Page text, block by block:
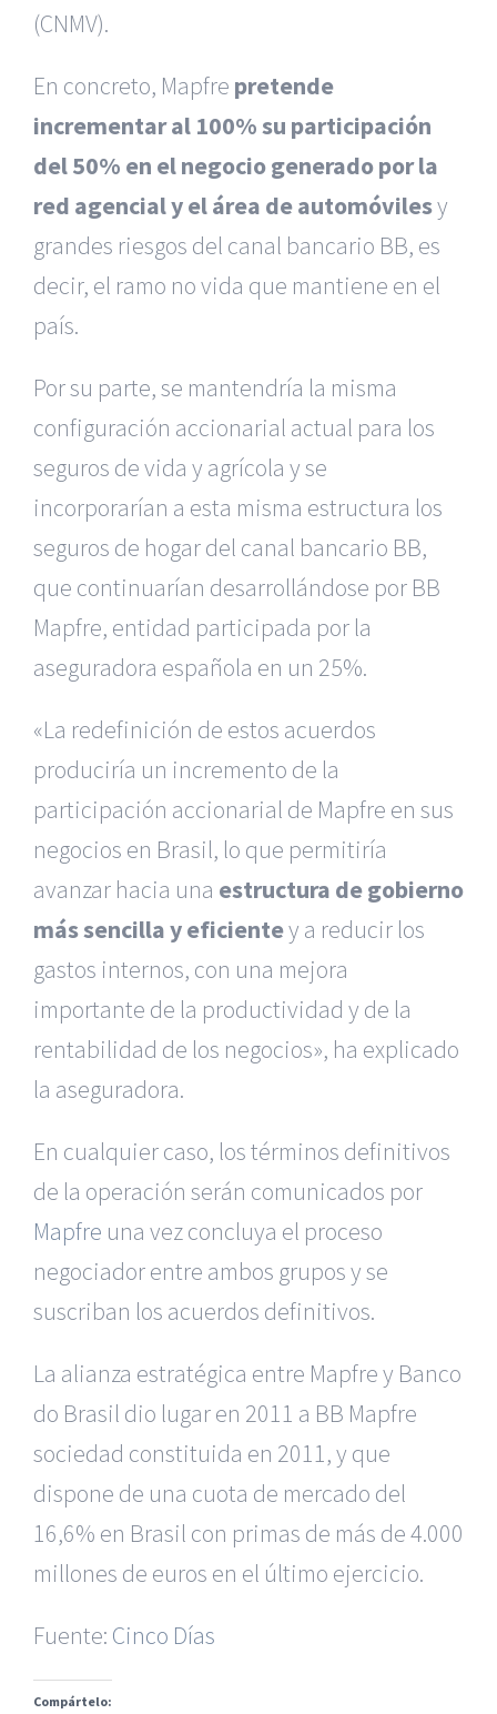
(CNMV).
En concreto, Mapfre pretende
incrementar al 100% su participación
del 50% en el negocio generado por la
red agencial y el área de automóvilesy
grandes riesgos del canal bancario BB, es
decir, el ramo no vida que mantiene en el
país.
Por su parte, se mantendría la misma
configuración accionarial actual para los
seguros de vida y agrícola y se
incorporarían a esta misma estructura los
seguros de hogar del canal bancario BB,
que continuarían desarrollándose por BB
Mapfre, entidad participada por la
aseguradora española en un 25%.
«La redefinición de estos acuerdos
produciría un incremento de la
participación accionarial de Mapfre en sus
negocios en Brasil, lo que permitiría
avanzar hacia una estructura de gobierno
más sencilla y eficientey a reducir los
gastos internos, con una mejora
importante de la productividad y de la
rentabilidad de los negocios», ha explicado
la aseguradora.
En cualquier caso, los términos definitivos
de la operación serán comunicados por
Mapfre una vez concluya el proceso
negociador entre ambos grupos y se
suscriban los acuerdos definitivos.
La alianza estratégica entre Mapfre y Banco
do Brasil dio lugar en 2011 a BB Mapfre
sociedad constituida en 2011, y que
dispone de una cuota de mercado del
16,6% en Brasil con primas de más de 4.000
millones de euros en el último ejercicio.
Fuente: Cinco Días
Compártelo:
|Reclamación de Accidentes en Alicante|Reclamación
de Accidentes en Madrid|BGD Abogados Madrid |GM
|Formación para Abogados
|Hacer Contrato De